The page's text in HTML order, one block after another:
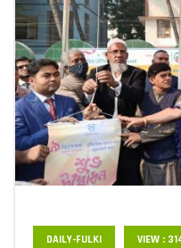
DAILY-FULKI VIEW :